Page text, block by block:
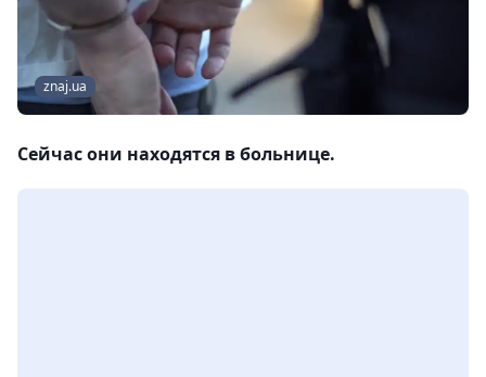
znaj.ua
Сейчас они находятся в больнице.